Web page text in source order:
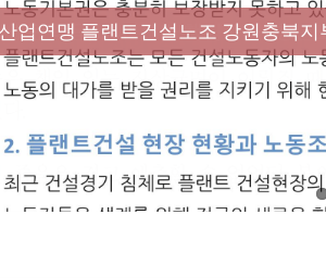
었던 죽음, HL만도가 책임져라 : 청
업연맹 플랜트건설노조 강원충북지
천] 폭염감시단 사업 이모저모
서비스연맹 전국학교비정규직노동
역 노동자 합창단 모임